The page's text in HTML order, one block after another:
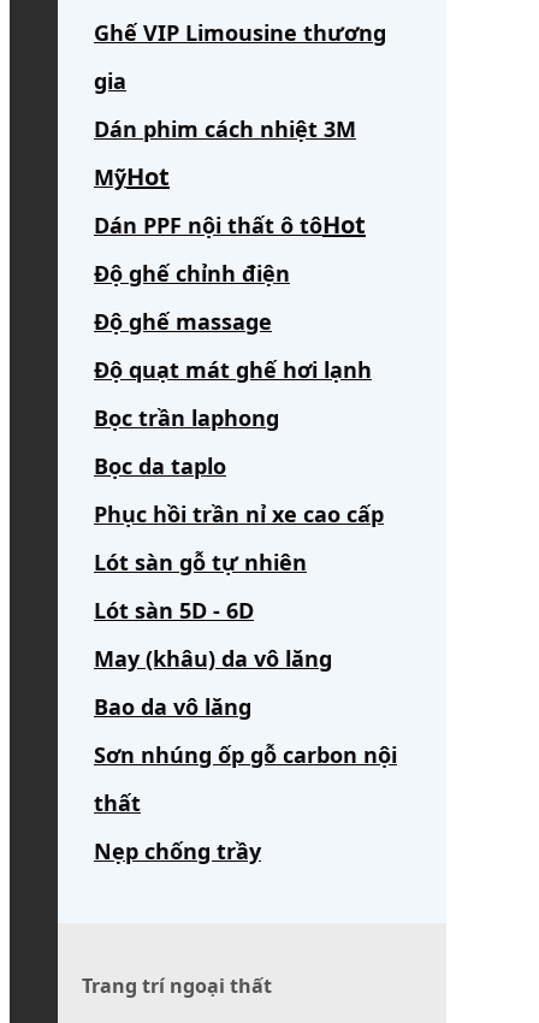
Ghế VIP Limousine thương
gia
Dán phim cách nhiệt 3M
Mỹ
Dán PPF nội thất ô tô
Độ ghế chỉnh điện
Độ ghế massage
Độ quạt mát ghế hơi lạnh
Bọc trần laphong
Bọc da taplo
Phục hồi trần nỉ xe cao cấp
Lót sàn gỗ tự nhiên
Lót sàn 5D - 6D
May (khâu) da vô lăng
Bao da vô lăng
Sơn nhúng ốp gỗ carbon nội
thất
Nẹp chống trầy
Trang trí ngoại thất